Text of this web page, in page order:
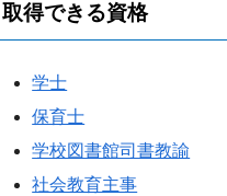
取得できる資格
学士
保育士
学校図書館司書教諭
社会教育主事